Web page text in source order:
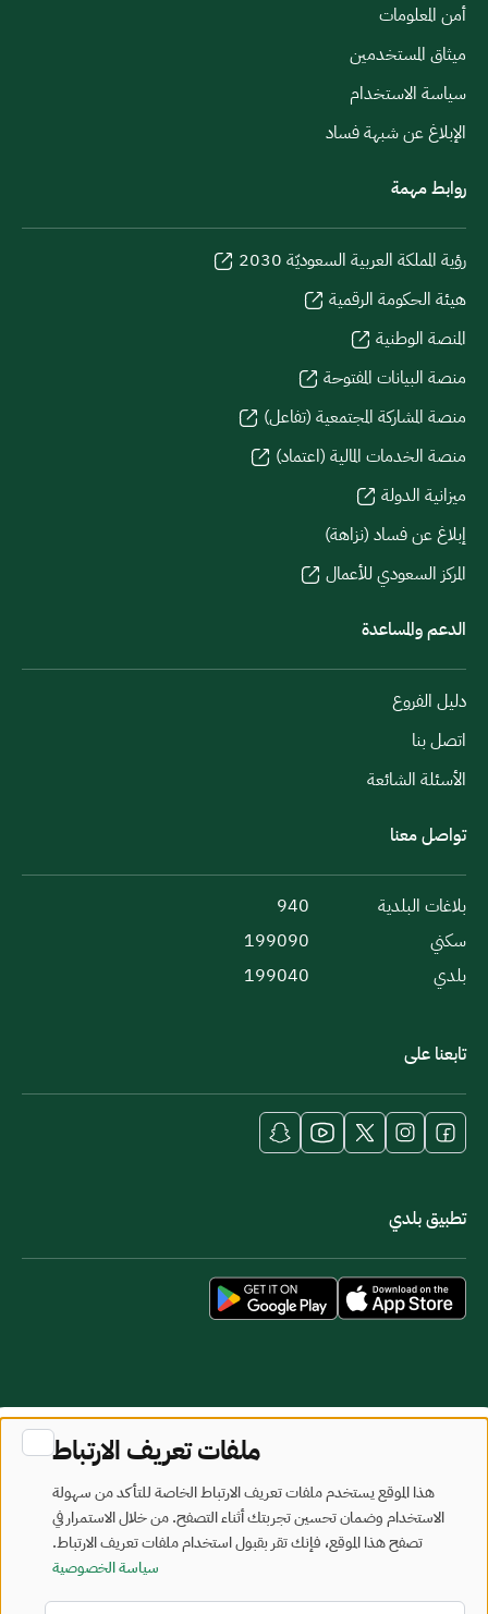
أمن المعلومات
ميثاق المستخدمين
سياسة الاستخدام
الإبلاغ عن شبهة فساد
روابط مهمة
رؤية المملكة العربية السعوديّة 2030
هيئة الحكومة الرقمية
المنصة الوطنية
منصة البيانات المفتوحة
منصة المشاركة المجتمعية (تفاعل)
منصة الخدمات المالية (اعتماد)
ميزانية الدولة
إبلاغ عن فساد (نزاهة)
المركز السعودي للأعمال
الدعم والمساعدة
دليل الفروع
اتصل بنا
الأسئلة الشائعة
تواصل معنا
بلاغات البلدية
940
سكني
199090
بلدي
199040
تابعنا على
تطبيق بلدي
خريطة الموقعشروط الاستخدام
تم تطويره وصيانته بواسطة وزارة البلديات والإسكان
آخر تحديث: 2026/08/05
ملفات تعريف الارتباط
هذا الموقع يستخدم ملفات تعريف الارتباط الخاصة للتأكد من سهولة
الاستخدام وضمان تحسين تجربتك أثناء التصفح. من خلال الاستمرار في
تصفح هذا الموقع، فإنك تقر بقبول استخدام ملفات تعريف الارتباط.
سياسة الخصوصية